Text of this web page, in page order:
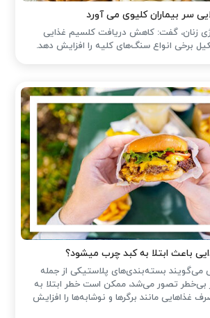
سر بیماران کلیوی می آورد
زنان، گفت: کاهش دریافت کلسیم غذایی
برخی انواع سنگ‌های کلیه را افزایش دهد.
باعث ابتلا به کبد چرب میشود؟
می‌گویند بسته‌بندی‌های پلاستیکی از جمله
بی‌خطر تصور می‌شد، ممکن است خطر ابتلا به
غذاهایی مانند برگرها و نوشابه‌ها را افزایش